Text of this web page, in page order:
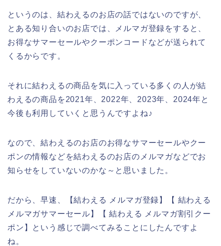
というのは、結わえるのお店の話ではないのですが、
とある知り合いのお店では、メルマガ登録をすると、
お得なサマーセールやクーポンコードなどが送られて
くるからです。
それに結わえるの商品を気に入っている多くの人が結
わえるの商品を2021年、2022年、2023年、2024年と
今後も利用していくと思うんですよね♪
なので、結わえるのお店のお得なサマーセールやクー
ポンの情報などを結わえるのお店のメルマガなどでお
知らせをしていないのかな～と思いました。
だから、早速、【結わえる メルマガ登録】【 結わえる
メルマガサマーセール】【 結わえる メルマガ割引クー
ポン】という感じで調べてみることにしたんですよ
ね。